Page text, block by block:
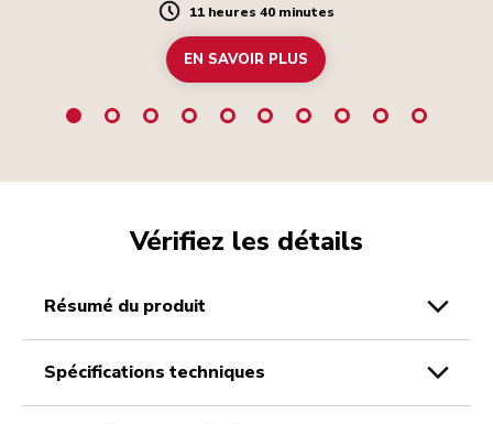
Duration
11 heures 40 minutes
EN SAVOIR PLUS
Vérifiez les détails
résumé du produit
spécifications techniques